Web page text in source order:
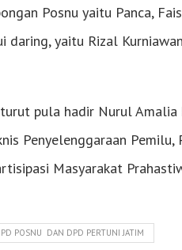
Posnu yaitu Panca,
daring, yaitu Rizal
pula hadir Nurul Amalia
Penyelenggaraan
Masyarakat
POSNU DAN DPD PERTUNI JATIM